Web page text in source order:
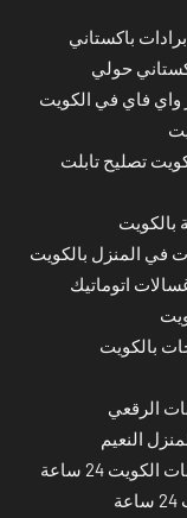
حولي
واي فاي في الكويت
تصليح تابلت
بالكويت
في المنزل بالكويت
اتوماتيك
بالكويت
الرقعي
النعيم
24 ساعة